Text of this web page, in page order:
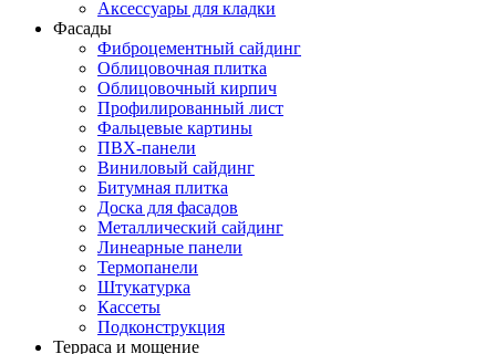
Аксессуары для кладки
Фасады
Фиброцементный сайдинг
Облицовочная плитка
Облицовочный кирпич
Профилированный лист
Фальцевые картины
ПВХ-панели
Виниловый сайдинг
Битумная плитка
Доска для фасадов
Металлический сайдинг
Линеарные панели
Термопанели
Штукатурка
Кассеты
Подконструкция
Терраса и мощение